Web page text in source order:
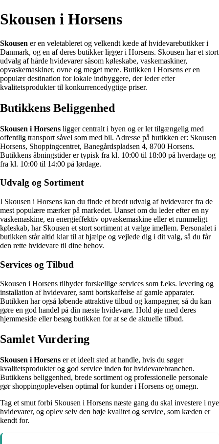
Skousen i Horsens
Skousen er en veletableret og velkendt kæde af hvidevarebutikker i
Danmark, og en af deres butikker ligger i Horsens. Skousen har et stort
udvalg af hårde hvidevarer såsom køleskabe, vaskemaskiner,
opvaskemaskiner, ovne og meget mere. Butikken i Horsens er en
populær destination for lokale indbyggere, der leder efter
kvalitetsprodukter til konkurrencedygtige priser.
Butikkens Beliggenhed
Skousen i Horsens ligger centralt i byen og er let tilgængelig med
offentlig transport såvel som med bil. Adresse på butikken er: Skousen
Horsens, Shoppingcentret, Banegårdspladsen 4, 8700 Horsens.
Butikkens åbningstider er typisk fra kl. 10:00 til 18:00 på hverdage og
fra kl. 10:00 til 14:00 på lørdage.
Udvalg og Sortiment
I Skousen i Horsens kan du finde et bredt udvalg af hvidevarer fra de
mest populære mærker på markedet. Uanset om du leder efter en ny
vaskemaskine, en energieffektiv opvaskemaskine eller et rummeligt
køleskab, har Skousen et stort sortiment at vælge imellem. Personalet i
butikken står altid klar til at hjælpe og vejlede dig i dit valg, så du får
den rette hvidevare til dine behov.
Services og Tilbud
Skousen i Horsens tilbyder forskellige services som f.eks. levering og
installation af hvidevarer, samt bortskaffelse af gamle apparater.
Butikken har også løbende attraktive tilbud og kampagner, så du kan
gøre en god handel på din næste hvidevare. Hold øje med deres
hjemmeside eller besøg butikken for at se de aktuelle tilbud.
Samlet Vurdering
Skousen i Horsens er et ideelt sted at handle, hvis du søger
kvalitetsprodukter og god service inden for hvidevarebranchen.
Butikkens beliggenhed, brede sortiment og professionelle personale
gør shoppingoplevelsen optimal for kunder i Horsens og omegn.
Tag et smut forbi Skousen i Horsens næste gang du skal investere i nye
hvidevarer, og oplev selv den høje kvalitet og service, som kæden er
kendt for.